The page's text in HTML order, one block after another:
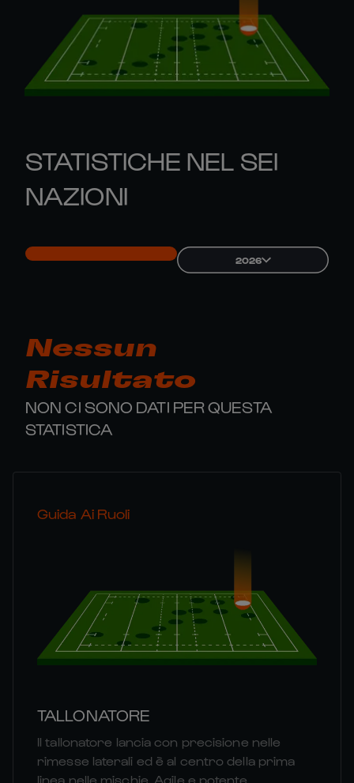
STATISTICHE NEL SEI
NAZIONI
2026
Nessun
Risultato
NON CI SONO DATI PER QUESTA
STATISTICA
Guida Ai Ruoli
TALLONATORE
Il tallonatore lancia con precisione nelle
rimesse laterali ed è al centro della prima
linea nelle mischie. Agile e potente,